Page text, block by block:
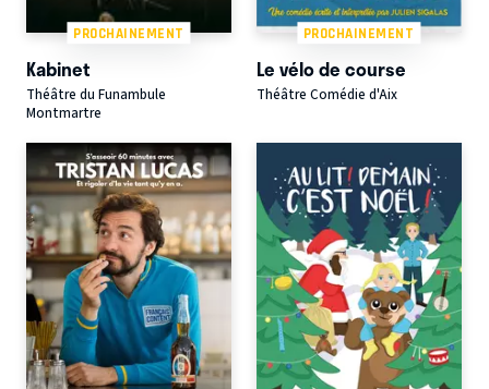
PROCHAINEMENT
Kabinet
Théâtre du Funambule
Montmartre
PROCHAINEMENT
Le vélo de course
Théâtre Comédie d'Aix